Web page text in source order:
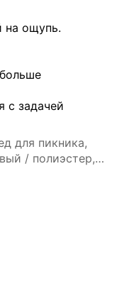
на ощупь.
с задачей
для пикника,
/ полиэстер,
в стиле INS с